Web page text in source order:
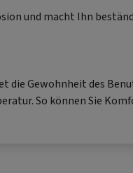
und macht Ihn
Gewohnheit des
So können Sie